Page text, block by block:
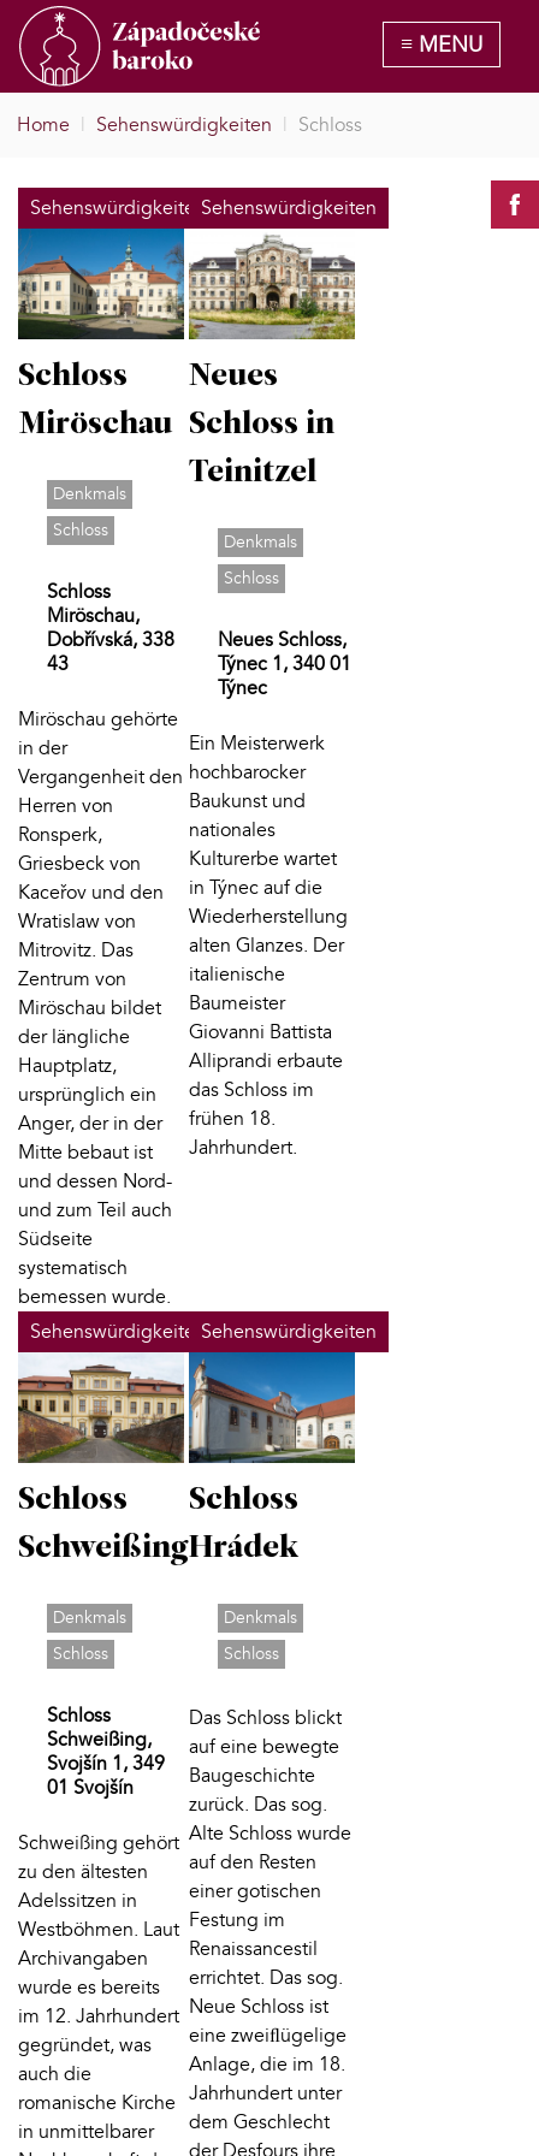
Home | Sehenswürdigkeiten | Schloss
Sehenswürdigkeiten
Schloss
Miröschau
Denkmals
Schloss
Schloss
Miröschau,
Dobřívská, 338
43
Miröschau gehörte
in der
Vergangenheit den
Herren von
Ronsperk,
Griesbeck von
Kaceřov und den
Wratislaw von
Mitrovitz. Das
Zentrum von
Miröschau bildet
der längliche
Hauptplatz,
ursprünglich ein
Anger, der in der
Mitte bebaut ist
und dessen Nord-
und zum Teil auch
Südseite
systematisch
bemessen wurde.
Sehenswürdigkeiten
Neues
Schloss in
Teinitzel
Denkmals
Schloss
Neues Schloss,
Týnec 1, 340 01
Týnec
Ein Meisterwerk
hochbarocker
Baukunst und
nationales
Kulturerbe wartet
in Týnec auf die
Wiederherstellung
alten Glanzes. Der
italienische
Baumeister
Giovanni Battista
Alliprandi erbaute
das Schloss im
frühen 18.
Jahrhundert.
Sehenswürdigkeiten
Schloss
Schweißing
Denkmals
Schloss
Schloss
Schweißing,
Svojšín 1, 349
01 Svojšín
Schweißing gehört
zu den ältesten
Adelssitzen in
Westböhmen. Laut
Archivangaben
wurde es bereits
im 12. Jahrhundert
gegründet, was
auch die
romanische Kirche
in unmittelbarer
Sehenswürdigkeiten
Schloss
Hrádek
Denkmals
Schloss
Das Schloss blickt
auf eine bewegte
Baugeschichte
zurück. Das sog.
Alte Schloss wurde
auf den Resten
einer gotischen
Festung im
Renaissancestil
errichtet. Das sog.
Neue Schloss ist
eine zweiﬂügelige
Anlage, die im 18.
Jahrhundert unter
dem Geschlecht